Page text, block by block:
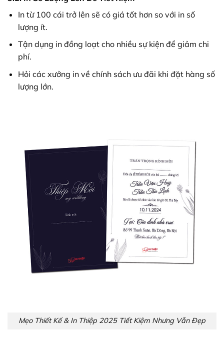
In từ 100 cái trở lên sẽ có giá tốt hơn so với in số
lượng ít.
Tận dụng in đồng loạt cho nhiều sự kiện để giảm chi
phí.
Hỏi các xưởng in về chính sách ưu đãi khi đặt hàng số
lượng lớn.
Mẹo Thiết Kế & In Thiệp 2025 Tiết Kiệm Nhưng Vẫn Đẹp